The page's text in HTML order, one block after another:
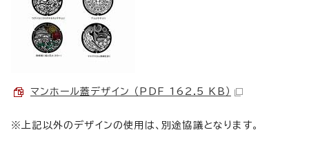
マンホール蓋デザイン （PDF 162.5 KB）
※上記以外のデザインの使用は、別途協議となります。